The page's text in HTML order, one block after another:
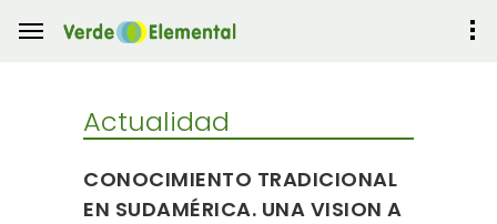
Actualidad
CONOCIMIENTO TRADICIONAL
EN SUDAMÉRICA. UNA VISION A